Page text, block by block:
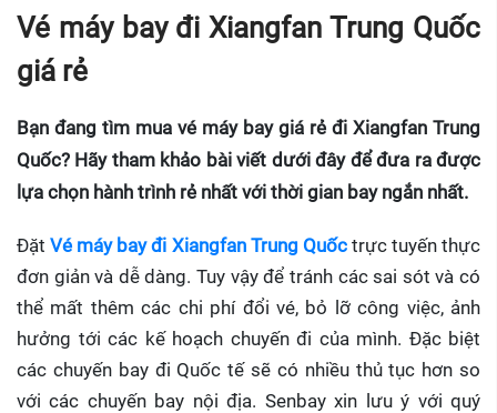
Vé máy bay đi Xiangfan Trung Quốc
giá rẻ
Bạn đang tìm mua vé máy bay giá rẻ đi Xiangfan Trung
Quốc? Hãy tham khảo bài viết dưới đây để đưa ra được
lựa chọn hành trình rẻ nhất với thời gian bay ngắn nhất.
ĐặtVé máy bay đi Xiangfan Trung Quốctrực tuyến thực
đơn giản và dễ dàng. Tuy vậy để tránh các sai sót và có
thể mất thêm các chi phí đổi vé, bỏ lỡ công việc, ảnh
hưởng tới các kế hoạch chuyến đi của mình. Đặc biệt
các chuyến bay đi Quốc tế sẽ có nhiều thủ tục hơn so
với các chuyến bay nội địa. Senbay xin lưu ý với quý